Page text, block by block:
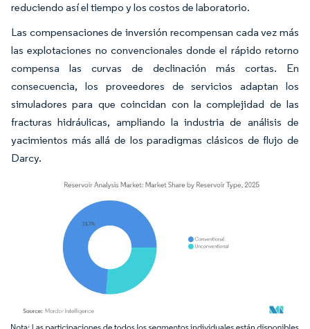
reduciendo así el tiempo y los costos de laboratorio.
Las compensaciones de inversión recompensan cada vez más
las explotaciones no convencionales donde el rápido retorno
compensa las curvas de declinación más cortas. En
consecuencia, los proveedores de servicios adaptan los
simuladores para que coincidan con la complejidad de las
fracturas hidráulicas, ampliando la industria de análisis de
yacimientos más allá de los paradigmas clásicos de flujo de
Darcy.